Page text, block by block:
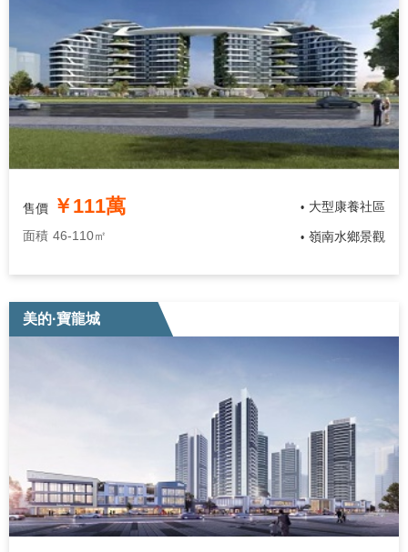
售價 ￥111萬
面積 46-110㎡
• 大型康養社區
• 嶺南水鄉景觀
美的·寶龍城